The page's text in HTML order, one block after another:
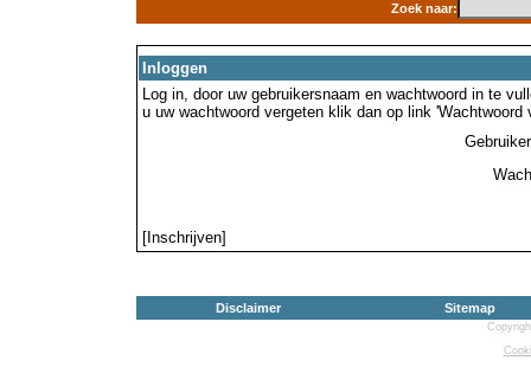
Zoek naar:
Inloggen
Log in, door uw gebruikersnaam en wachtwoord in te
u uw wachtwoord vergeten klik dan op link 'Wachtwoord
[Inschrijven]
Disclaimer Sitemap